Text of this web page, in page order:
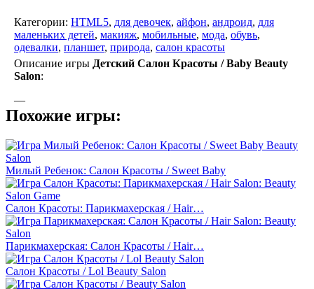
Категории: HTML5, для девочек, айфон, андроид, для
маленьких детей, макияж, мобильные, мода, обувь,
одевалки, планшет, природа, салон красоты
Описание игры Детский Салон Красоты / Baby Beauty
Salon:
—
Похожие игры:
Милый Ребенок: Салон Красоты / Sweet Baby
Салон Красоты: Парикмахерская / Hair…
Парикмахерская: Салон Красоты / Hair…
Салон Красоты / Lol Beauty Salon